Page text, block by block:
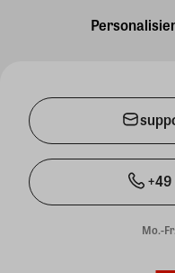
+49
Mo.-